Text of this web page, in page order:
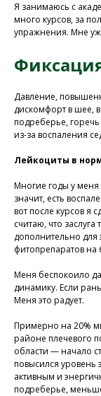
Я занимаюсь с
много курсов, за
упражнения. Мне
Давление,
дискомфорт в шее,
подреберье, горечь
из-за воспаления
Лейкоциты в
Многие годы у меня
значит, есть
вот после курсов я
считаю, что заслуга
дополнительно для
фитопрепаратов на
Меня беспокоило
динамику. Если
Меня это радует.
Примерно на 20%
районе плечевого
области — начало
повысился уровень
активным и
подреберье,